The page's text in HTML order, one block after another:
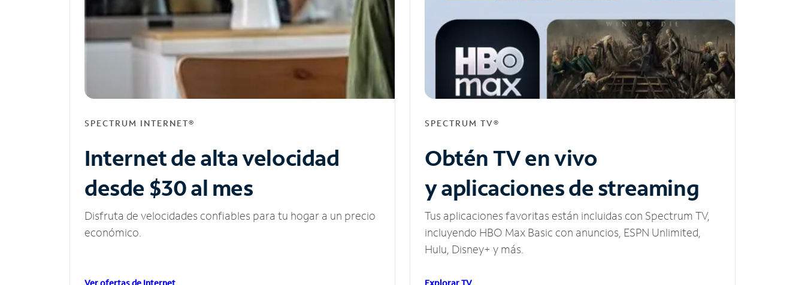
SPECTRUM INTERNET®
Internet de alta velocidad
desde $30 al mes
Disfruta de velocidades confiables para tu hogar a un precio
económico.
SPECTRUM TV®
Obtén TV en vivo
y aplicaciones de streaming
Tus aplicaciones favoritas están incluidas con Spectrum TV,
incluyendo HBO Max Basic con anuncios, ESPN Unlimited,
Hulu, Disney+ y más.